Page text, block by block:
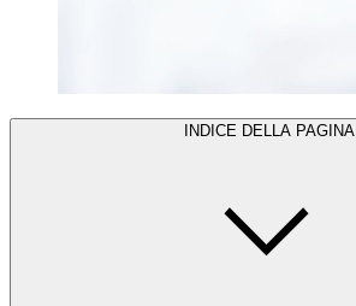
INDICE DELLA PAGINA